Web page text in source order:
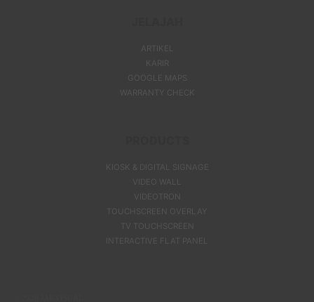
ARTIKEL
KARIR
GOOGLE MAPS
WARRANTY CHECK
KIOSK & DIGITAL SIGNAGE
VIDEO WALL
VIDEOTRON
TOUCHSCREEN OVERLAY
TV TOUCHSCREEN
INTERACTIVE FLAT PANEL